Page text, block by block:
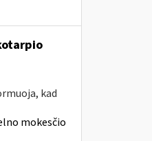
kad
mokesčio